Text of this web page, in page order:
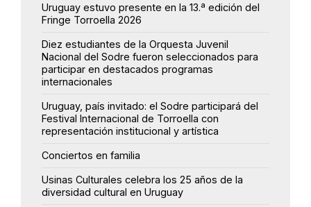
Uruguay estuvo presente en la 13.ª edición del
Fringe Torroella 2026
Diez estudiantes de la Orquesta Juvenil
Nacional del Sodre fueron seleccionados para
participar en destacados programas
internacionales
Uruguay, país invitado: el Sodre participará del
Festival Internacional de Torroella con
representación institucional y artística
Conciertos en familia
Usinas Culturales celebra los 25 años de la
diversidad cultural en Uruguay